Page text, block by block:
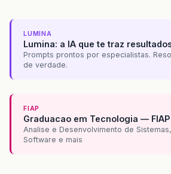
LUMINA
Lumina: a IA que te traz
Prompts prontos por especialistas.
de verdade.
FIAP
Graduacao em Tecnologia — FIAP
Analise e Desenvolvimento de
Software e mais